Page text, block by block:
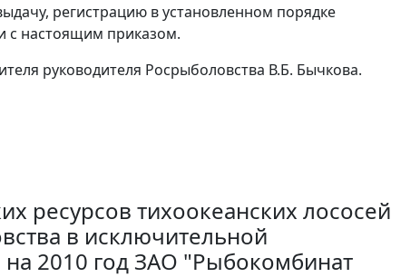
регистрацию в установленном порядке
с настоящим приказом.
руководителя Росрыболовства В.Б. Бычкова.
ресурсов тихоокеанских лососей
в исключительной
2010 год ЗАО "Рыбокомбинат